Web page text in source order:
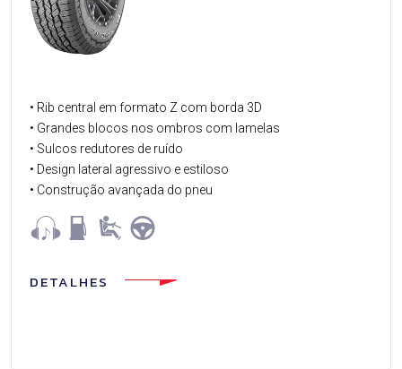
• Rib central em formato Z com borda 3D
• Grandes blocos nos ombros com lamelas
• Sulcos redutores de ruído
• Design lateral agressivo e estiloso
• Construção avançada do pneu
DETALHES